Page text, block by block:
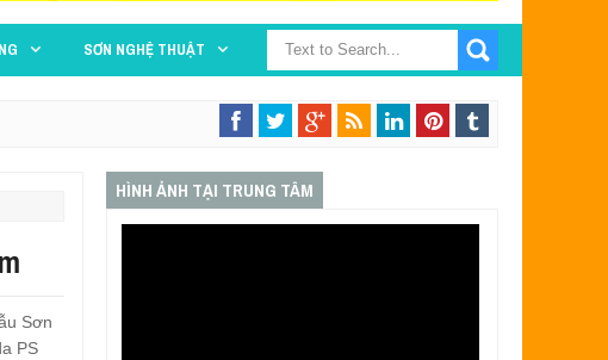
SƠN NGHỆ THUẬT
Sơn
PS
HÌNH ẢNH TẠI TRUNG TÂM